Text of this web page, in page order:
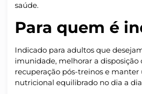
saúde.
Para quem é
Indicado para adultos que
imunidade, melhorar a disposição
recuperação pós-treinos e manter
nutricional equilibrado no dia a